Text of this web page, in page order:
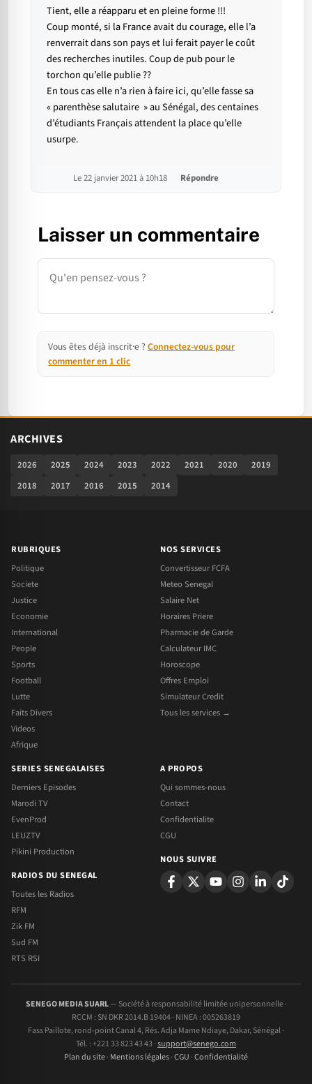
Tient, elle a réapparu et en pleine forme !!!
Coup monté, si la France avait du courage, elle l’a
renverrait dans son pays et lui ferait payer le coût
des recherches inutiles. Coup de pub pour le
torchon qu’elle publie ??
En tous cas elle n’a rien à faire ici, qu’elle fasse sa
« parenthèse salutaire » au Sénégal, des centaines
d’étudiants Français attendent la place qu’elle
usurpe.
Le 22 janvier 2021 à 10h18 Répondre
Laisser un commentaire
Commentaire
Vous êtes déjà inscrit·e ? Connectez-vous pour
commenter en 1 clic
ARCHIVES
2026 2025 2024 2023 2022 2021 2020
2019
2018
2017 2016 2015 2014
RUBRIQUES
Politique
Societe
Justice
Economie
International
People
Sports
Football
Lutte
Faits Divers
Videos
Afrique
NOS SERVICES
Convertisseur FCFA
Meteo Senegal
Salaire Net
Horaires Priere
Pharmacie de Garde
Calculateur IMC
Horoscope
Offres Emploi
Simulateur Credit
Tous les services →
SERIES SENEGALAISES
Derniers Episodes
Marodi TV
EvenProd
LEUZTV
Pikini Production
RADIOS DU SENEGAL
Toutes les Radios
RFM
Zik FM
Sud FM
RTS RSI
A PROPOS
Qui sommes-nous
Contact
Confidentialite
CGU
NOUS SUIVRE
SENEGO MEDIA SUARL— Société à responsabilité limitée unipersonnelle ·
RCCM : SN DKR 2014.B 19404 · NINEA : 005263819
Fass Paillote, rond-point Canal 4, Rés. Adja Mame Ndiaye, Dakar, Sénégal ·
Tél. : +221 33 823 43 43 ·support@senego.com
Plan du site· Mentions légales·CGU ·Confidentialité